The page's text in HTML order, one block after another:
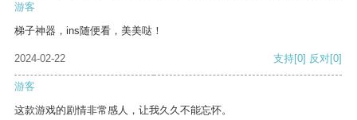
游客
梯子神器，ins随便看，美美哒！
2024-02-22 支持[0] 反对[0]
游客
这款游戏的剧情非常感人，让我久久不能忘怀。